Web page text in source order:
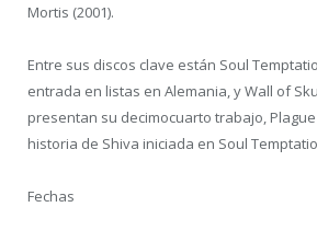
Mortis (2001).
Entre sus discos clave están Soul
entrada en listas en Alemania, y Wall of
presentan su decimocuarto trabajo,
historia de Shiva iniciada en Soul
Fechas